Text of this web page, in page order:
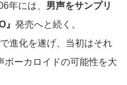
年には、 男声をサンプリ
発売へと続く。
進化を遂げ、当初はそれ
ボーカロイドの可能性を大